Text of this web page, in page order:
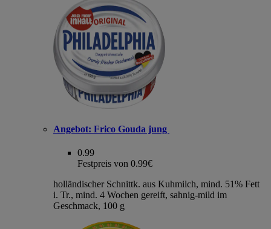
Angebot: Frico Gouda jung
0.99
Festpreis von 0.99€
holländischer Schnittk. aus Kuhmilch, mind. 51% Fett
i. Tr., mind. 4 Wochen gereift, sahnig-mild im
Geschmack, 100 g